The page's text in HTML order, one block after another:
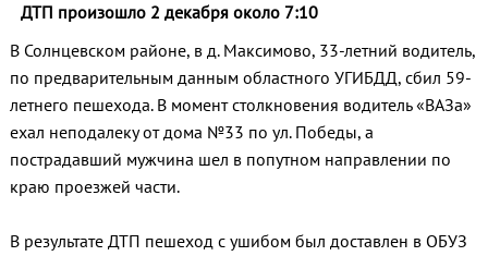
ДТП произошло 2 декабря около 7:10
В Солнцевском районе, в д. Максимово, 33-летний водитель,
по предварительным данным областного УГИБДД, сбил 59-
летнего пешехода. В момент столкновения водитель «ВАЗа»
ехал неподалеку от дома №33 по ул. Победы, а
пострадавший мужчина шел в попутном направлении по
краю проезжей части.
В результате ДТП пешеход с ушибом был доставлен в ОБУЗ